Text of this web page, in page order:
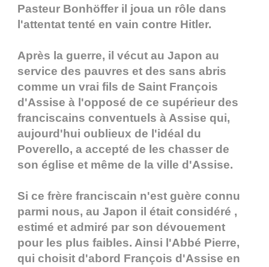
Pasteur Bonhöffer il joua un rôle dans
l'attentat tenté en vain contre Hitler.
Après la guerre, il vécut au Japon au
service des pauvres et des sans abris
comme un vrai fils de Saint François
d'Assise à l'opposé de ce supérieur des
franciscains conventuels à Assise qui,
aujourd'hui oublieux de l'idéal du
Poverello, a accepté de les chasser de
son église et même de la ville d'Assise.
Si ce frère franciscain n'est guère connu
parmi nous, au Japon il était considéré ,
estimé et admiré par son dévouement
pour les plus faibles. Ainsi l'Abbé Pierre,
qui choisit d'abord François d'Assise en